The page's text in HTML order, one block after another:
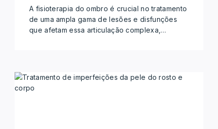
A fisioterapia do ombro é crucial no tratamento
de uma ampla gama de lesões e disfunções
que afetam essa articulação complexa,…